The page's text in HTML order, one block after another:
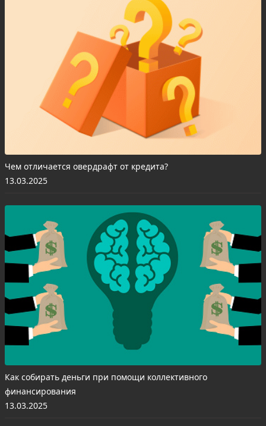
Чем отличается овердрафт от кредита?
13.03.2025
Как собирать деньги при помощи коллективного
финансирования
13.03.2025